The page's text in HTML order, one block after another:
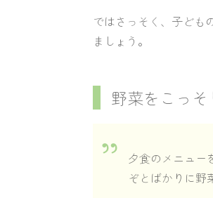
ではさっそく、子ども
ましょう。
野菜をこっ
夕食のメニュー
ぞとばかりに野